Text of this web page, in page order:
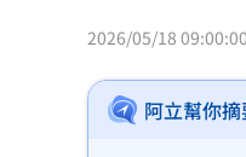
網喊去
這大廠
2026/05/18 09:00:00
阿立幫你